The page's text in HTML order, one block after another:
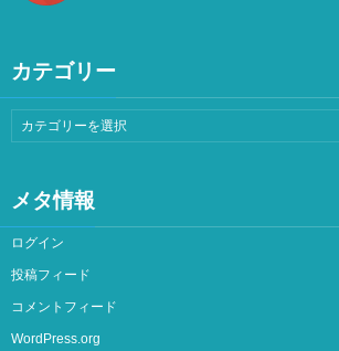
カテゴリー
メタ情報
ログイン
投稿フィード
コメントフィード
WordPress.org